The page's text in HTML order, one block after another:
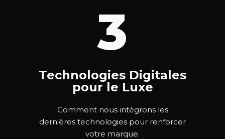
3
Technologies Digitales
pour le Luxe
Comment nous intégrons les
dernières technologies pour renforcer
votre marque.